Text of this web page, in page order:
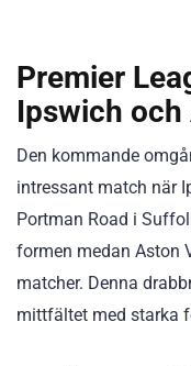
Premier
Ipswich
Den kommande
intressant match när
Portman Road i
formen medan Aston
matcher. Denna
mittfältet med starka